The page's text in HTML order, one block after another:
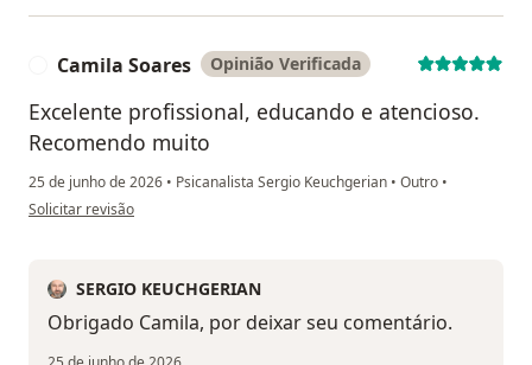
Camila Soares Opinião Verificada
Excelente profissional, educando e atencioso.
Recomendo muito
25 de junho de 2026 • Psicanalista Sergio Keuchgerian • Outro •
na opinião do utilizador Camila Soares
Solicitar revisão
SERGIO KEUCHGERIAN
Obrigado Camila, por deixar seu comentário.